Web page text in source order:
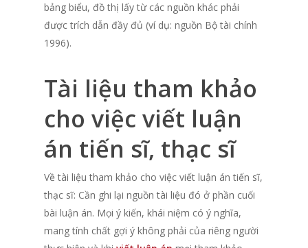
bảng biểu, đồ thị lấy từ các nguồn khác phải
được trích dẫn đầy đủ (ví dụ: nguồn Bộ tài chính
1996).
Tài liệu tham khảo
cho việc viết luận
án tiến sĩ, thạc sĩ
Về tài liệu tham khảo cho việc viết luận án tiến sĩ,
thạc sĩ: Cần ghi lại nguồn tài liệu đó ở phần cuối
bài luận án. Mọi ý kiến, khái niệm có ý nghĩa,
mang tính chất gợi ý không phải của riêng người